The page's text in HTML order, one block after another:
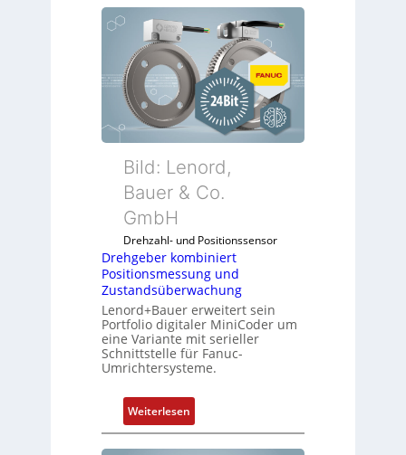
Bild: Lenord,
Bauer & Co.
GmbH
Drehzahl- und Positionssensor
Drehgeber kombiniert
Positionsmessung und
Zustandsüberwachung
Lenord+Bauer erweitert sein
Portfolio digitaler MiniCoder um
eine Variante mit serieller
Schnittstelle für Fanuc-
Umrichtersysteme.
Weiterlesen:
D
r